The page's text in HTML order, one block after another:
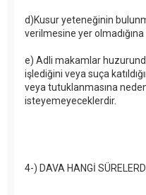
d)Kusur yeteneğinin
verilmesine yer
e) Adli makamlar
işlediğini veya suça
veya tutuklanmasına
isteyemeyeceklerdir.
4-) DAVA HANGİ